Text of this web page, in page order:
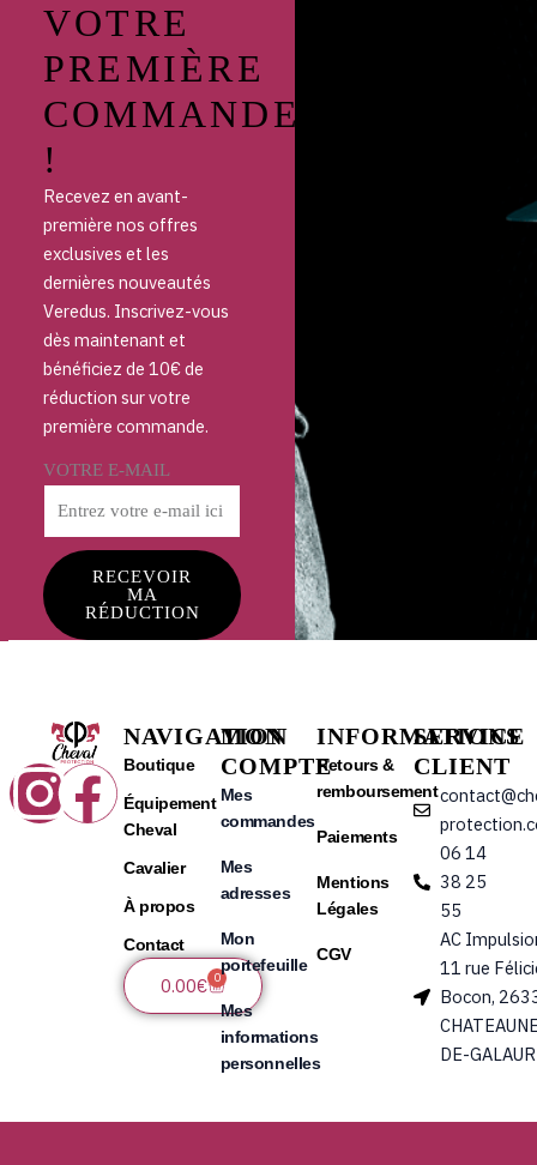
VOTRE
PREMIÈRE
COMMANDE
!
Recevez en avant-
première nos offres
exclusives et les
dernières nouveautés
Veredus. Inscrivez-vous
dès maintenant et
bénéficiez de 10€ de
réduction sur votre
première commande.
VOTRE E-MAIL
RECEVOIR
MA
RÉDUCTION
Instagram
Facebook
NAVIGATION
Boutique
Équipement
Cheval
Cavalier
À propos
Contact
0.00€ 0
Panier
MON
COMPTE
Mes
commandes
Mes
adresses
Mon
portefeuille
Mes
informations
personnelles
INFORMATIONS
Retours &
remboursement
Paiements
Mentions
Légales
CGV
SERVICE
CLIENT
06 14
38 25
55
AC
11 rue
Bocon,
DE-